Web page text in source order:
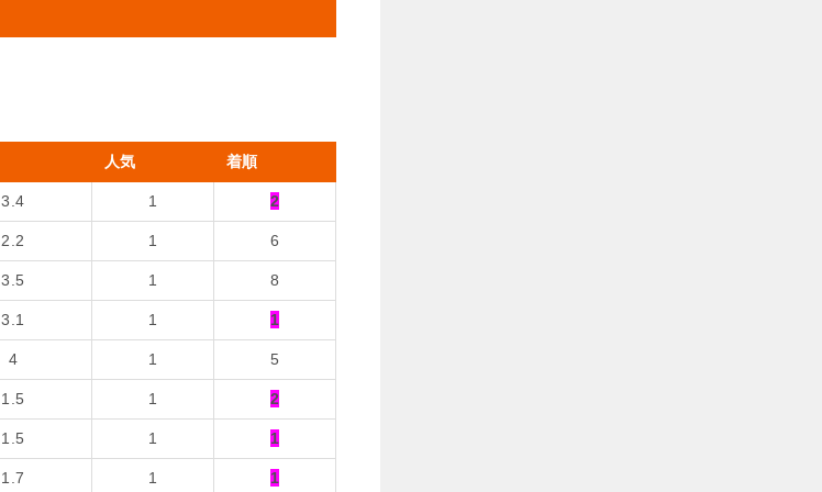
人気 着順
3.4 1 2
2.2 1 6
3.5 1 8
3.1 1 1
4 1 5
1.5 1 2
1.5 1 1
1.7 1 1